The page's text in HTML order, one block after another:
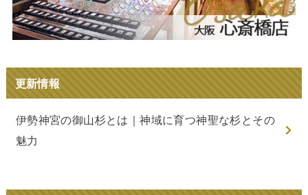
更新情報
伊勢神宮の御山杉とは｜神域に育つ神聖な杉とその
魅力